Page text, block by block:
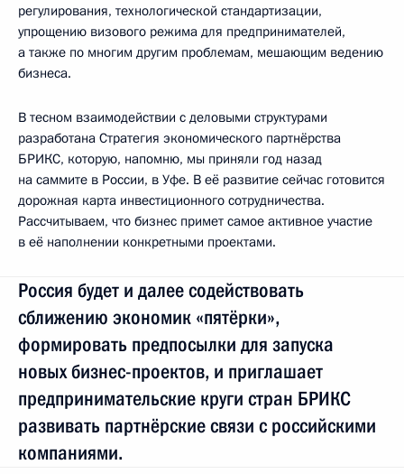
регулирования, технологической стандартизации,
упрощению визового режима для предпринимателей,
а также по многим другим проблемам, мешающим ведению
бизнеса.
В тесном взаимодействии с деловыми структурами
разработана Стратегия экономического партнёрства
БРИКС, которую, напомню, мы приняли год назад
на саммите в России, в Уфе. В её развитие сейчас готовится
дорожная карта инвестиционного сотрудничества.
Рассчитываем, что бизнес примет самое активное участие
в её наполнении конкретными проектами.
Россия будет и далее содействовать
сближению экономик «пятёрки»,
формировать предпосылки для запуска
новых бизнес-проектов, и приглашает
предпринимательские круги стран БРИКС
развивать партнёрские связи с российскими
компаниями.